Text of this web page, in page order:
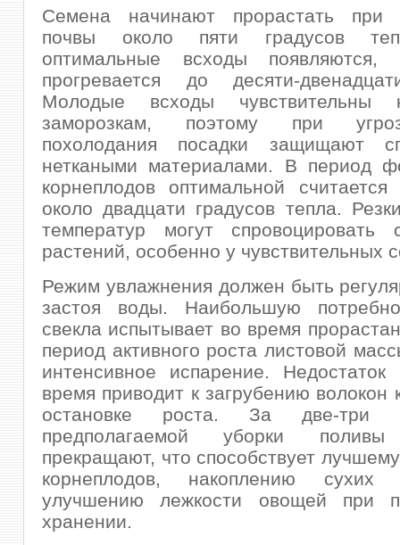
Семена начинают прорастать при
почвы около пяти градусов
оптимальные всходы появляются,
прогревается до десяти-
Молодые всходы чувствительны
заморозкам, поэтому при
похолодания посадки защищают
неткаными материалами. В период
корнеплодов оптимальной считается
около двадцати градусов тепла.
температур могут спровоцировать
растений, особенно у чувствительных
Режим увлажнения должен быть
застоя воды. Наибольшую
свекла испытывает во время
период активного роста листовой
интенсивное испарение.
время приводит к загрубению волокон
остановке роста. За две-три
предполагаемой уборки поливы
прекращают, что способствует
корнеплодов, накоплению
улучшению лежкости овощей при
хранении.